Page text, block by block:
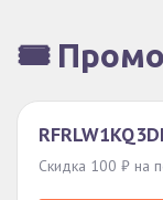
🎟️
Скидка 100 ₽ на